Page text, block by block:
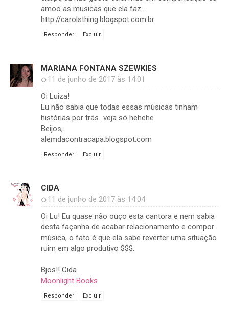
amoo as musicas que ela faz...
http://carolsthing.blogspot.com.br
Responder Excluir
MARIANA FONTANA SZEWKIES
11 de junho de 2017 às 14:01
Oi Luiza!
Eu não sabia que todas essas músicas tinham
histórias por trás...veja só hehehe.
Beijos,
alemdacontracapa.blogspot.com
Responder Excluir
CIDA
11 de junho de 2017 às 14:04
Oi Lu! Eu quase não ouço esta cantora e nem sabia
desta façanha de acabar relacionamento e compor
música, o fato é que ela sabe reverter uma situação
ruim em algo produtivo $$$.
Bjos!! Cida
Moonlight Books
Responder Excluir